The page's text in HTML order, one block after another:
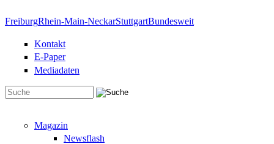
FreiburgRhein-Main-NeckarStuttgartBundesweit
Kontakt
E-Paper
Mediadaten
Magazin
Newsflash